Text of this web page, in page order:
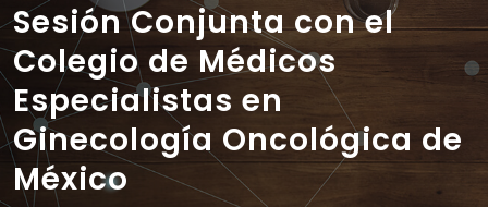
Sesión Conjunta con el
Colegio de Médicos
Especialistas en
Ginecología Oncológica de
México